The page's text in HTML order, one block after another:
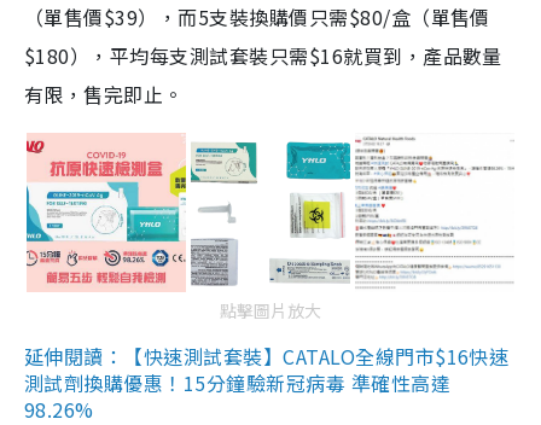
（單售價$39），而5支裝換購價只需$80/盒（單售價
$180），平均每支測試套裝只需$16就買到，產品數量
有限，售完即止。
點擊圖片放大
延伸閱讀：【快速測試套裝】CATALO全線門市$16快速
測試劑換購優惠！15分鐘驗新冠病毒 準確性高達
98.26%